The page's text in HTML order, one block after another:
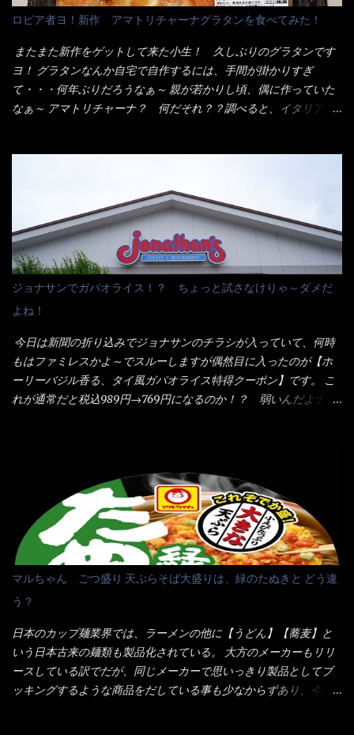
メシは、宮崎辛麺にしよう！ それではまず袋を開けると・・・ な
んだか紙に巻かれた棒状の麺が二束、調味油と粉末スープ！ やは
り見慣れない姿・・・何だかチョッと高級感的な・・・だって透
明なトレイに並んだ棒状麺なんて見慣れないからねぇ～（コスト
がかかる） 袋の裏側を見ると、韮とか卵の用意を勧めている。
それなばらと冷蔵庫にあった、黒豆モヤシ・韮・生卵を用意しま
け、韮の葉の部分をドサッと乗せて調味油を入れて完成です。 ど
うでしょう？ 見た目 Goodデザイン賞じゃない！？ 笑 マルタ
イのHPを見ると・・・（引用） めんは、ノンフライ・ノンスチー
ム製法で仕上げた、生めんに近い風味のストレートめんです。 豚
の旨味に数種類の唐辛子、ニンニクを加えた辛さとコクが凝縮さ
れた醤油ベースのスープです。 調味油に赤ラー油とごま油を使用
することに風味と辛さを引き立たせています。 調味油をスープ
ないかぁ～ モヤシが黒豆モヤシだから細身で熱を加えてもへた
りづらい！（緑豆モヤシだと太くて熱加えるとダラーっとなるん
だよ） それに細ストレート麺とモヤシが良いバランスで・・・
韮の緑と卵の黄色も相まって・・・映える...
ロピア者ヨ！新作 アマトリチャーナグラタンを食べてみた！
またまた新作をゲットして来た小生！ 久しぶりのグラタンです
ヨ！ グラタンなんか自宅で自作するには、手間が掛かりすぎ
て・・・何年ぶりだろうなぁ～ 親が若かりし頃、偶に作っていた
なぁ～ アマトリチャーナ？ 何だそれ？？調べると、イタリア語
ブン皿で焼いて、大凡の目安で小分けにしているようで、パック
をよーく見たら表面のチーズの乗り具合に結構な差が出てい
た・・・チーズに焦げ目が付いているのを、しっかり確認し買う
ことをオススメします。（取り分け量にも若干有り差がでてるだ
ろう） 早速タバスコを振りかけて食べてみると・・・結構美味し
いよ！ 久しぶりだな～ホワイトソースとマカロニの絡まった食
感・・・懐かしい～ 今回ダイソーのカレー用のスプーンを使って
みたら、これが凄くうまくすくえるんだよねぇ～（このスプーン
当たりだね） 今回新作のグラタンを頂きましたが、まずまずの美
味しさとダイソーのカレースプーンの。すくい上げ力の良さを再
度認識できました。
ジョナサンでガパオライス！？ ちょっと試さなけりゃ～ダメだ
よね！
今日は新聞の折り込みでジョナサンのチラシが入っていて、何時
もはファミレスかよ～でスルーしますが偶然目に入ったのが【ホ
ーリーバジル香る、タイ風ガパオライス特得クーポン】です。 こ
れが通常だと税込989円→769円になるのか！？ 弱いんだよナァ
に行っても同じメニュー同じ味のファミレスには行きません。 最
近は、ステーキガストに試しに行ったぐらいです。（肉が喰いた
くて） しかし最近のファミレスは合理化が進み、店員さんもフロ
ア担当は2人程度しか居ないんだよねぇ～ それに注文はタッチパ
ネル！！ 凄いよなぁ～ 20年位前は、フロア担当だけでも5人は
居たと思うけど・・・ 判らず店員さんを呼ぶピンポンを・・・ク
ーポンなんだけどと伝えると、丁寧にタッチパネルで～と教えて
くれたが、何故かタッチパネルがクーポンを受け付けない！！ 店
員さんも、アレー？といいながら私が受け付けますので・・・と
消えていった。 タッチパネルのやつ、安いのは嫌うんだな！？こ
のヤロー！ 待つ事暫し・・・10分は越えたと思うけど・・・出て
来ました。 こちらが本日のサラメシ【ホーリーバジル香る、タイ
マルちゃん ごつ盛り 天ぷらそば大盛りは、緑のたぬきと どう違
う？
日本のカップ麺業界では、ラーメンの他に【うどん】【蕎麦】と
いう日本古来の麺類も製品化されている。 大方のメーカーもリリ
ースしている訳でだが、同じメーカーで思いっきり製品としてブ
ッキングするような商品をだしている事も少なからずあり、今回